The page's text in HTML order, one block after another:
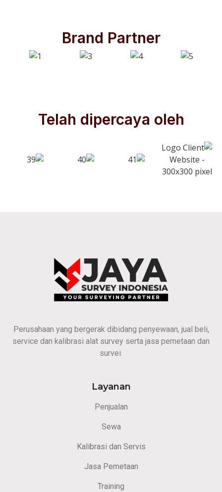
Brand Partner
Telah dipercaya oleh
Perusahaan yang bergerak dibidang penyewaan, jual beli,
service dan kalibrasi alat survey serta jasa pemetaan dan
survei.
Layanan
Penjualan
Sewa
Kalibrasi dan Servis
Jasa Pemetaan
Training